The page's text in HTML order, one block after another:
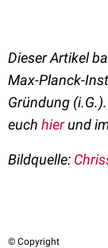
Dieser Artikel
Max-Planck-
Gründung
euch hierund
Bildquelle:
© Copyright